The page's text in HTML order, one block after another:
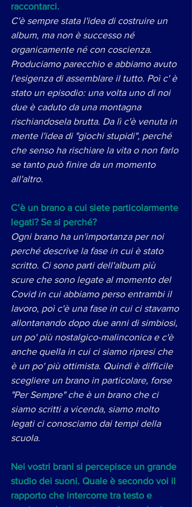
raccontarci.
C'è sempre stata l'idea di costruire un
album, ma non è successo né
organicamente né con coscienza.
Produciamo parecchio e abbiamo avuto
l'esigenza di assemblare il tutto. Poì c' è
stato un episodio: una volta uno di noi
due è caduto da una montagna
rischiandosela brutta. Da lì c'è venuta in
mente l'idea di "giochi stupidi", perché
che senso ha rischiare la vita o non farlo
se tanto può finire da un momento
all'altro.
C’è un brano a cui siete particolarmente
legati? Se si perché?
Ogni brano ha un'importanza per noi
perché descrive la fase in cui è stato
scritto. Ci sono parti dell'album più
scure che sono legate al momento del
Covid in cui abbiamo perso entrambi il
lavoro, poì c'è una fase in cui ci stavamo
allontanando dopo due anni di simbiosi,
un po' più nostalgico-malinconica e c'è
anche quella in cui ci siamo ripresi che
è un po' più ottimista. Quindi è difficile
scegliere un brano in particolare, forse
"Per Sempre" che è un brano che ci
siamo scritti a vicenda, siamo molto
legati ci conosciamo dai tempi della
scuola.
Nei vostri brani si percepisce un grande
studio dei suoni. Quale è secondo voi il
rapporto che intercorre tra testo e